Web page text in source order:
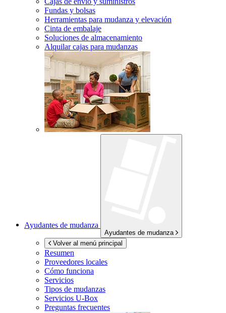
Fundas y bolsas
Herramientas para mudanza y elevación
Cinta de embalaje
Soluciones de almacenamiento
Alquilar cajas para mudanzas
Ayudantes de mudanza
Ayudantes de mudanza
Volver al menú principal
Resumen
Proveedores locales
Cómo funciona
Servicios
Tipos de mudanzas
Servicios U-Box
Preguntas frecuentes